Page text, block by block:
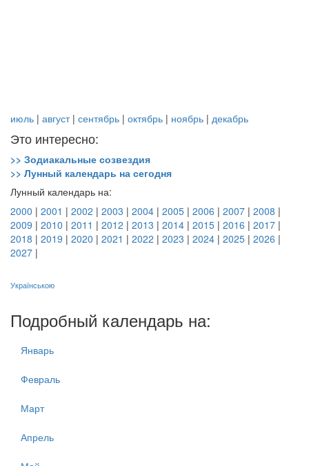
июль | август| сентябрь | октябрь | ноябрь | декабрь
Это интересно:
>> Зодиакальные созвездия
>> Лунный календарь на сегодня
Лунный календарь на:
2000 | 2001 | 2002 | 2003 | 2004 | 2005 | 2006 | 2007 | 2008 |
2009 | 2010 | 2011 | 2012 | 2013 | 2014 | 2015 | 2016 | 2017 |
2018 | 2019 | 2020 | 2021 | 2022 | 2023 | 2024 | 2025 | 2026 |
2027 |
Українською
Подробный календарь на:
Январь
Февраль
Март
Апрель